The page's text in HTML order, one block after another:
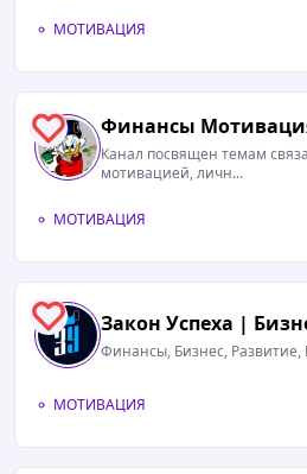
МОТИВАЦИЯ
0 Финансы
Канал посвящен темам
мотивацией, личн...
МОТИВАЦИЯ
0 Закон Успеха |
Финансы, Бизнес,
МОТИВАЦИЯ